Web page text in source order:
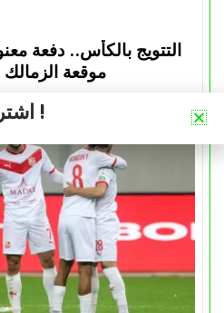
التتويج بالكأس.. دفعة
موقعة الزمالك
اشترك في نشرتنا الإخبارية !